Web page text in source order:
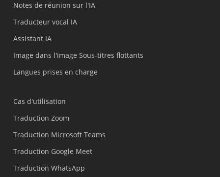
Notes de réunion sur l'IA
Traducteur vocal IA
Assistant IA
Image dans l'image Sous-titres flottants
Langues prises en charge
Cas d'utilisation
Traduction Zoom
Traduction Microsoft Teams
Traduction Google Meet
Traduction WhatsApp